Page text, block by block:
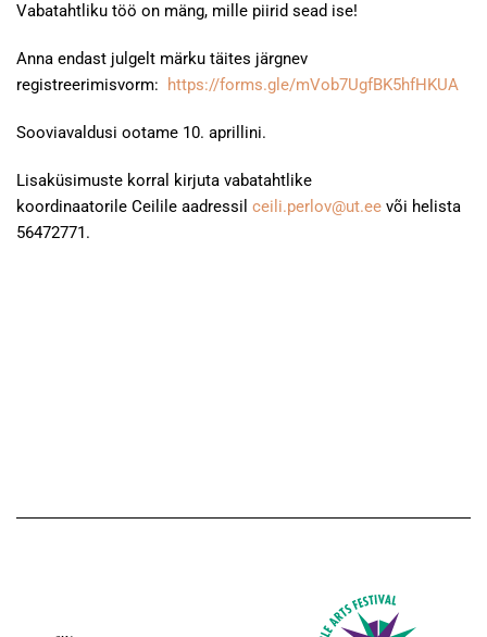
Vabatahtliku töö on mäng, mille piirid sead ise!
Anna endast julgelt märku täites järgnev
registreerimisvorm:
https://forms.gle/mVob7UgfBK5hfHKUA
Sooviavaldusi ootame 10. aprillini.
Lisaküsimuste korral kirjuta vabatahtlike
koordinaatorile Ceilile aadressil ceili.perlov@ut.ee või helista
56472771.